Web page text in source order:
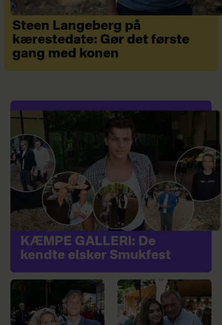
Steen Langeberg på
kærestedate: Gør det første
gang med konen
KÆMPE GALLERI: De
kendte elsker Smukfest